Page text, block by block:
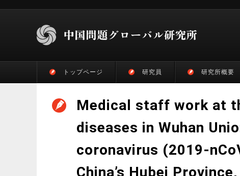
トップページ 研究員 研究所概要
Medical staff work at
diseases in Wuhan
coronavirus (2019-
China’s Hubei